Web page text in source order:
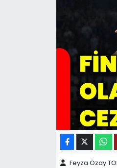
Feyza Özay